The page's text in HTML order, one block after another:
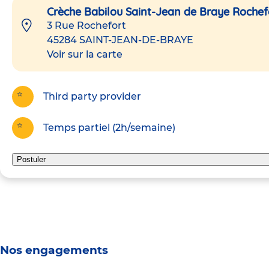
Crèche Babilou Saint-Jean de Braye
3 Rue Rochefort
45284 SAINT-JEAN-DE-BRAYE
Voir sur la carte
Third party provider
Temps partiel (2h/semaine)
Postuler
Nos engagements